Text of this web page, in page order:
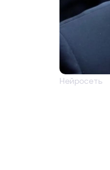
Нейросеть